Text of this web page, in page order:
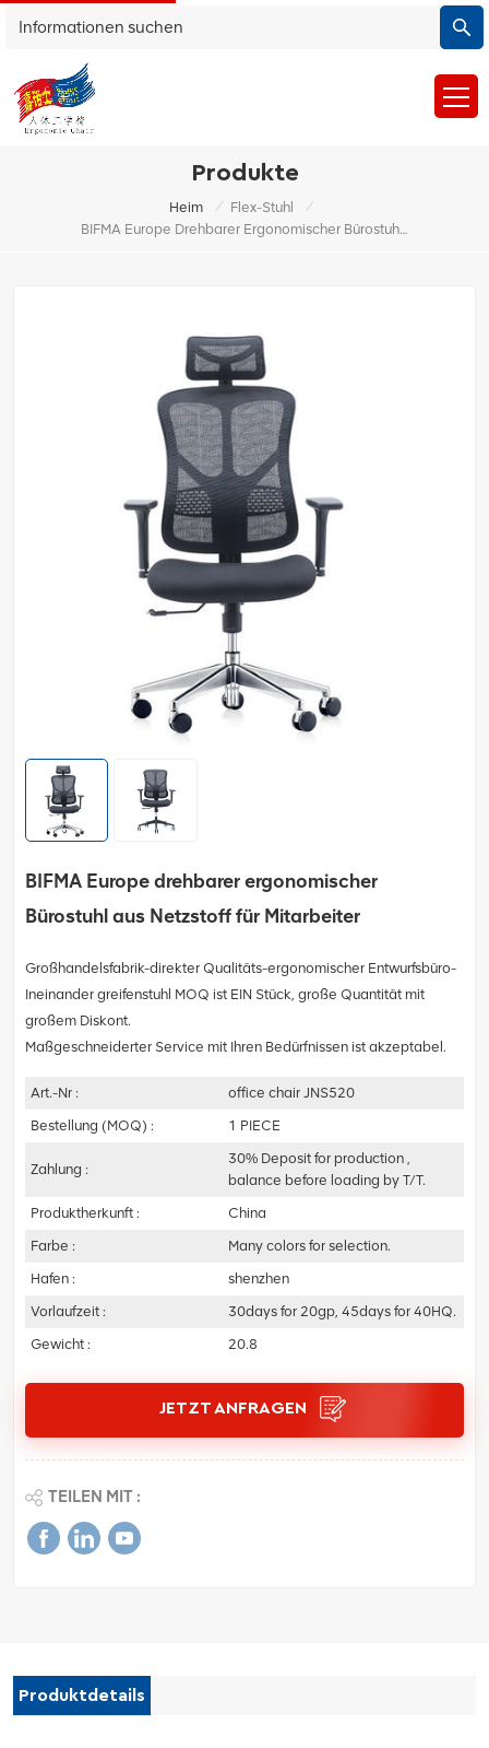
Produkte
Heim / Flex-Stuhl
/
BIFMA Europe Drehbarer Ergonomischer Bürostuhl Aus Netzstoff Für Mitarbeiter
BIFMA Europe drehbarer ergonomischer
Bürostuhl aus Netzstoff für Mitarbeiter
Großhandelsfabrik-direkter Qualitäts-ergonomischer Entwurfsbüro-
Ineinander greifenstuhl MOQ ist EIN Stück, große Quantität mit
großem Diskont.
Maßgeschneiderter Service mit Ihren Bedürfnissen ist akzeptabel.
Art.-Nr :
office chair JNS520
Bestellung (MOQ) :
1 PIECE
Zahlung :
30% Deposit for production ,
balance before loading by T/T.
Produktherkunft :
China
Farbe :
Many colors for selection.
Hafen :
shenzhen
Vorlaufzeit :
30days for 20gp, 45days for 40HQ.
Gewicht :
20.8
JETZT ANFRAGEN
TEILEN MIT :
Produktdetails